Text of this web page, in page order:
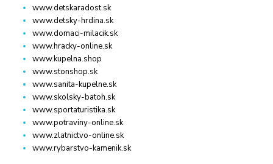
www.detskaradost.sk
www.detsky-hrdina.sk
www.domaci-milacik.sk
www.hracky-online.sk
www.kupelna.shop
www.stonshop.sk
www.sanita-kupelne.sk
www.skolsky-batoh.sk
www.sportaturistika.sk
www.potraviny-online.sk
www.zlatnictvo-online.sk
www.rybarstvo-kamenik.sk